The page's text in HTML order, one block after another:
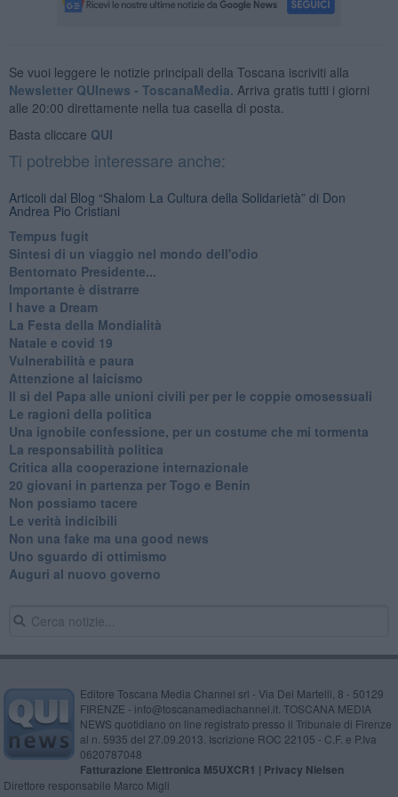
Se vuoi leggere le notizie principali della Toscana iscriviti alla
Newsletter QUInews - ToscanaMedia. Arriva gratis tutti i giorni
alle 20:00 direttamente nella tua casella di posta.
Basta cliccare QUI
Ti potrebbe interessare anche:
Articoli dal Blog “Shalom La Cultura della Solidarietà” di Don
Andrea Pio Cristiani
​Tempus fugit
​Sintesi di un viaggio nel mondo dell'odio
Bentornato Presidente...
Importante è distrarre
​I have a Dream
La Festa della Mondialità
Natale e covid 19
Vulnerabilità e paura
Attenzione al laicismo
Il si del Papa alle unioni civili per per le coppie omosessuali
Le ragioni della politica
​Una ignobile confessione, per un costume che mi tormenta
La responsabilità politica
Critica alla cooperazione internazionale
20 giovani in partenza per Togo e Benin
​Non possiamo tacere
​Le verità indicibili
Non una fake ma una good news
Uno sguardo di ottimismo
Auguri al nuovo governo
Editore Toscana Media Channel srl - Via Dei Martelli, 8 - 50129
FIRENZE - info@toscanamediachannel.it. TOSCANA MEDIA
NEWS quotidiano on line registrato presso il Tribunale di Firenze
al n. 5935 del 27.09.2013. Iscrizione ROC 22105 - C.F. e P.Iva
0620787048
Fatturazione Elettronica M5UXCR1 | Privacy Nielsen
Direttore responsabile Marco Migli